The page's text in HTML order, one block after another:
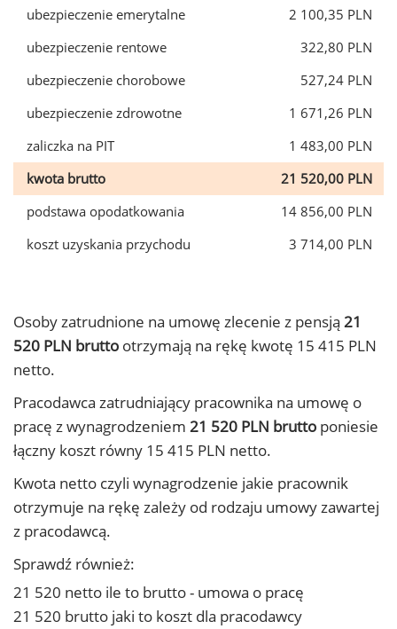
ubezpieczenie emerytalne
2 100,35 PLN
ubezpieczenie rentowe
322,80 PLN
ubezpieczenie chorobowe
527,24 PLN
ubezpieczenie zdrowotne
1 671,26 PLN
zaliczka na PIT
1 483,00 PLN
kwota brutto
21 520,00 PLN
podstawa opodatkowania
14 856,00 PLN
koszt uzyskania przychodu
3 714,00 PLN
Osoby zatrudnione na umowę zlecenie z pensją 21
520 PLN brutto otrzymają na rękę kwotę 15 415 PLN
netto.
Pracodawca zatrudniający pracownika na umowę o
pracę z wynagrodzeniem 21 520 PLN brutto poniesie
łączny koszt równy 15 415 PLN netto.
Kwota netto czyli wynagrodzenie jakie pracownik
otrzymuje na rękę zależy od rodzaju umowy zawartej
z pracodawcą.
Sprawdź również:
21 520 netto ile to brutto - umowa o pracę
21 520 brutto jaki to koszt dla pracodawcy